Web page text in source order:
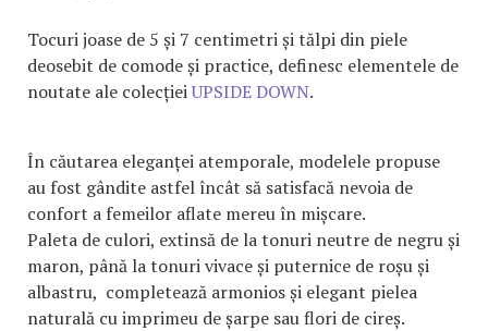
Tocuri joase de 5 și 7 centimetri și tălpi din piele
deosebit de comode și practice, definesc elementele de
noutate ale colecțieiUPSIDE DOWN.
În căutarea eleganței atemporale, modelele propuse
au fost gândite astfel încât să satisfacă nevoia de
confort a femeilor aflate mereu în mișcare.
Paleta de culori, extinsă de la tonuri neutre de negru și
maron, până la tonuri vivace și puternice de roșu și
albastru, completează armonios și elegant pielea
naturală cu imprimeu de șarpe sau flori de cireș.